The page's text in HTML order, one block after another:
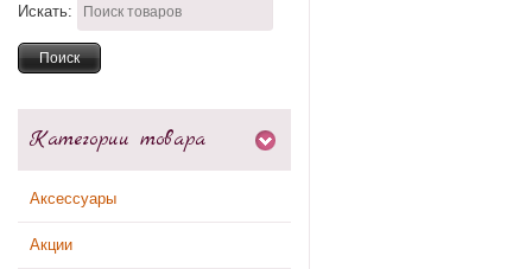
Искать:
Категории товара
Аксессуары
Акции